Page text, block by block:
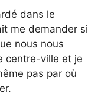
dans le
me demander si
nous nous
centre-ville et je
pas par où